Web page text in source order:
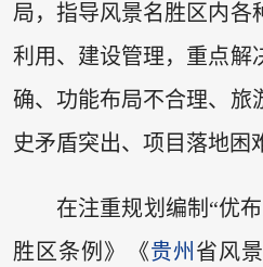
局，指导风景名胜区内各
利用、建设管理，重点解
确、功能布局不合理、旅
史矛盾突出、项目落地困
在注重规划编制“优
胜区条例》《贵州 省风